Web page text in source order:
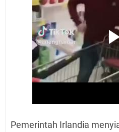
Pemerintah Irlandia